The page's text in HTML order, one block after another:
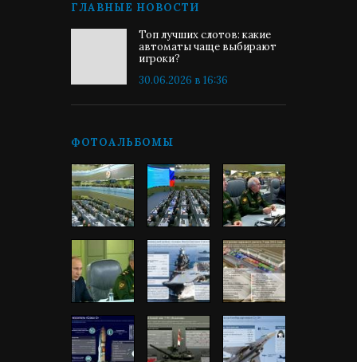
ГЛАВНЫЕ НОВОСТИ
Топ лучших слотов: какие
автоматы чаще выбирают
игроки?
30.06.2026 в 16:36
ФОТОАЛЬБОМЫ